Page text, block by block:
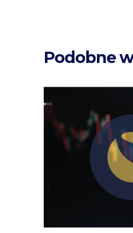
Podobne